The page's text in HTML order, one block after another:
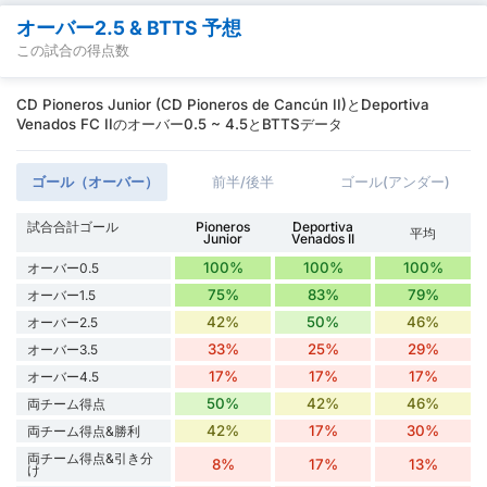
オーバー2.5 & BTTS 予想
この試合の得点数
CD Pioneros Junior (CD Pioneros de Cancún II)とDeportiva
Venados FC IIのオーバー0.5 ~ 4.5とBTTSデータ
ゴール（オーバー） 前半/後半 ゴール(アンダー)
試合合計ゴール Pioneros
Junior
Deportiva
Venados II 平均
オーバー0.5 100% 100% 100%
オーバー1.5 75% 83% 79%
オーバー2.5 42% 50% 46%
オーバー3.5 33% 25% 29%
オーバー4.5 17% 17% 17%
両チーム得点 50% 42% 46%
両チーム得点&勝利 42% 17% 30%
両チーム得点&引き分
け 8% 17% 13%